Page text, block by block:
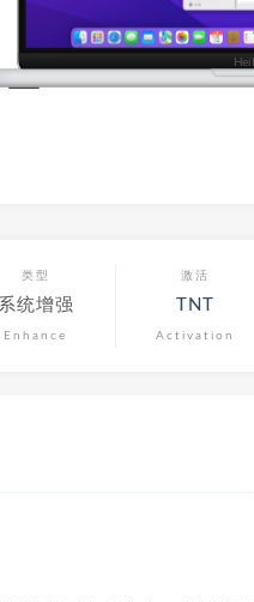
类型
系统增强
Enhance
激活
TNT
Activation